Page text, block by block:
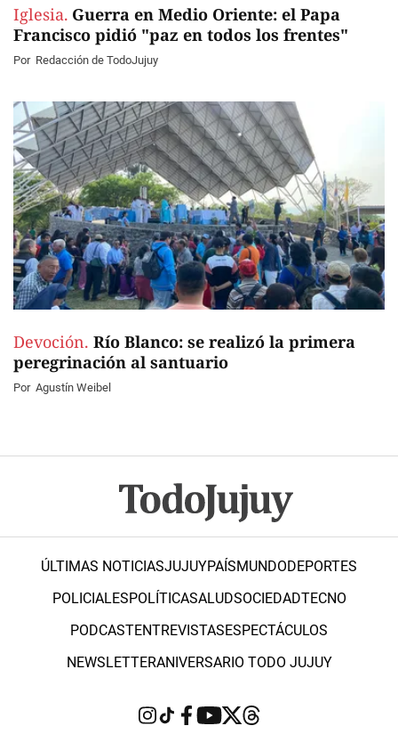
Iglesia. Guerra en Medio Oriente: el Papa
Francisco pidió "paz en todos los frentes"
Por Redacción de TodoJujuy
Devoción. Río Blanco: se realizó la primera
peregrinación al santuario
Por Agustín Weibel
ÚLTIMAS NOTICIASJUJUYPAÍSMUNDODEPORTES
POLICIALESPOLÍTICASALUDSOCIEDADTECNO
PODCASTENTREVISTASESPECTÁCULOS
NEWSLETTERANIVERSARIO TODO JUJUY